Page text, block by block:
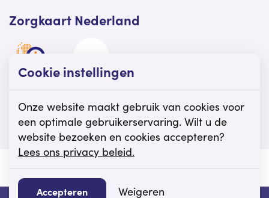
Zorgkaart Nederland
Viattence is gewaardeerd op Zorgkaart
Nederland.
© Viattence Privacy Disclaimer Cookie instellingen
Cookie instellingen
Onze website maakt gebruik van cookies voor
een optimale gebruikerservaring. Wilt u de
website bezoeken en cookies accepteren?
Lees ons privacy beleid.
Accepteren Weigeren